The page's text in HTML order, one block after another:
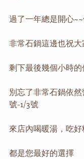
過了一年總是開心
非常石鍋這邊也祝
剩下最後幾個小時
別忘了非常石鍋依
號-1/3號
來店內喝暖湯，吃好
都是您最好的選擇